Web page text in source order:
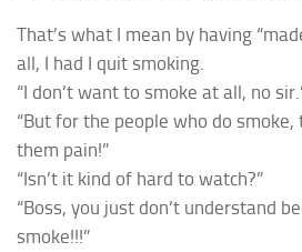
That’s what I mean by having
all, I had I quit smoking.
“I don’t want to smoke at all, no
“But for the people who do
them pain!”
“Isn’t it kind of hard to watch?”
“Boss, you just don’t understand
smoke!!!”